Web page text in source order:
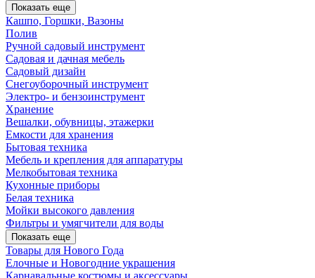
Показать еще
Кашпо, Горшки, Вазоны
Полив
Ручной садовый инструмент
Садовая и дачная мебель
Садовый дизайн
Снегоуборочный инструмент
Электро- и бензоинструмент
Хранение
Вешалки, обувницы, этажерки
Емкости для хранения
Бытовая техника
Мебель и крепления для аппаратуры
Мелкобытовая техника
Кухонные приборы
Белая техника
Мойки высокого давления
Фильтры и умягчители для воды
Показать еще
Товары для Нового Года
Елочные и Новогодние украшения
Карнавальные костюмы и аксессуары